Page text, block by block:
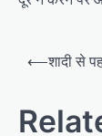
Post
⟵शादी से